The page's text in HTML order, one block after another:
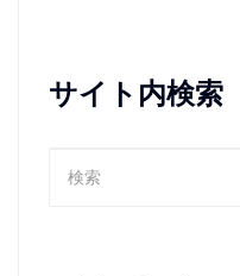
サイト内検索